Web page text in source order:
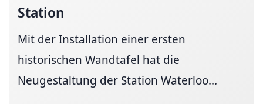
Station
Mit der Installation einer ersten
historischen Wandtafel hat die
Neugestaltung der Station Waterloo...